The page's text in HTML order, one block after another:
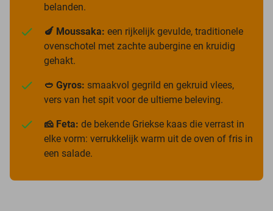
belanden.
🍆 Moussaka: een rijkelijk gevulde, traditionele
ovenschotel met zachte aubergine en kruidig
gehakt.
🥙 Gyros: smaakvol gegrild en gekruid vlees,
vers van het spit voor de ultieme beleving.
🧀 Feta: de bekende Griekse kaas die verrast in
elke vorm: verrukkelijk warm uit de oven of fris in
een salade.